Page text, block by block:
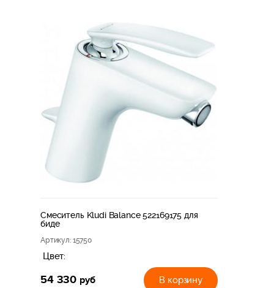
Смеситель Kludi Balance 522169175 для
биде
Артикул: 15750
Цвет:
54 330 руб В корзину